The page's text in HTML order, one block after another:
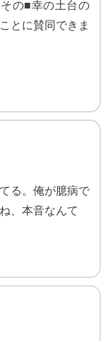
の■幸の土台の
とに賛同できま
る。俺が臆病で
、本音なんて